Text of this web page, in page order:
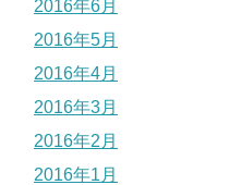
2016年6月
2016年5月
2016年4月
2016年3月
2016年2月
2016年1月